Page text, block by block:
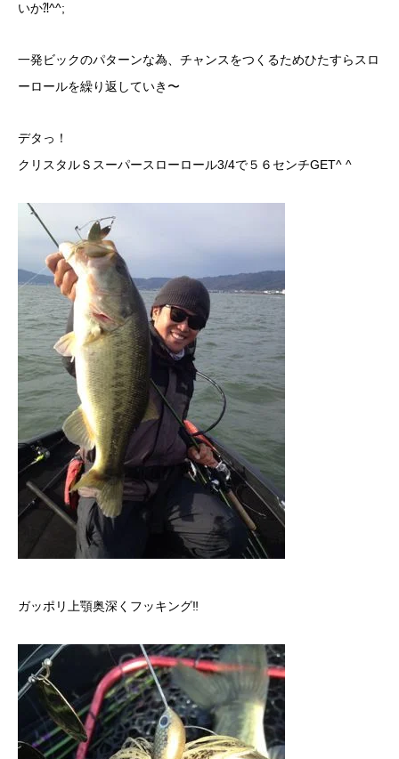
いか⁈^^;
一発ビックのパターンな為、チャンスをつくるためひたすらスロ
ーロールを繰り返していき〜
デタっ！
クリスタルＳスーパースローロール3/4で５６センチGET^ ^
ガッポリ上顎奥深くフッキング‼